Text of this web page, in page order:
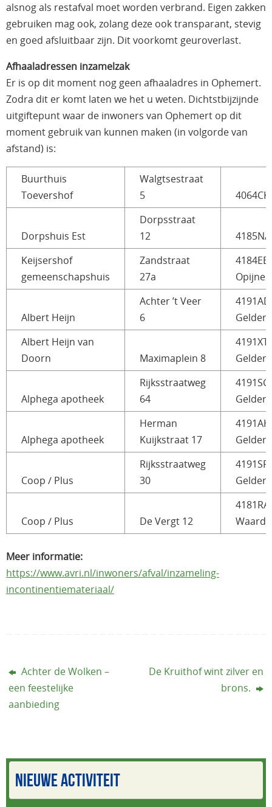
alsnog als restafval moet worden verbrand. Eigen zakken
gebruiken mag ook, zolang deze ook transparant, stevig
en goed afsluitbaar zijn. Dit voorkomt geuroverlast.
Afhaaladressen inzamelzak
Er is op dit moment nog geen afhaaladres in Ophemert.
Zodra dit er komt laten we het u weten. Dichtstbijzijnde
uitgiftepunt waar de inwoners van Ophemert op dit
moment gebruik van kunnen maken (in volgorde van
afstand) is:
Buurthuis
Toevershof
Walgtsestraat
5
4064CK
Dorpshuis Est
Dorpsstraat
12
Keijsershof
gemeenschapshuis
Zandstraat
27a
4184EE
Opijnen
Albert Heijn
Achter ’t Veer
6
4191AD
Albert Heijn van
Doorn
Maximaplein 8
4191XT
Alphega apotheek
Rijksstraatweg
64
4191SG
Alphega apotheek
Herman
Kuijkstraat 17
4191AH
Coop / Plus
Rijksstraatweg
30
4191SR
Coop / Plus De Vergt 12
4181RA
Meer informatie:
https://www.avri.nl/inwoners/afval/inzameling-
incontinentiemateriaal/
Achter de Wolken –
een feestelijke
aanbieding
De Kruithof wint zilver en
brons.
NIEUWE ACTIVITEIT